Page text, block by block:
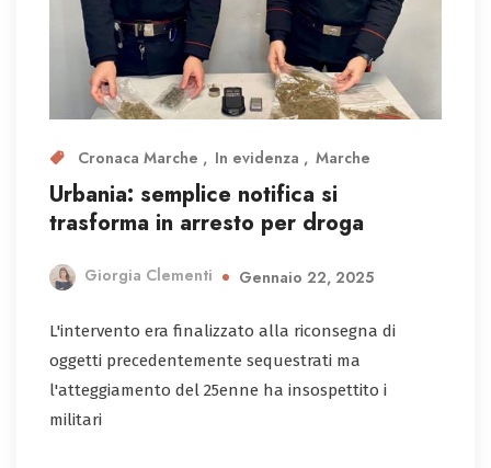
Cronaca Marche In evidenza Marche
Urbania: semplice notifica si
trasforma in arresto per droga
Giorgia Clementi Gennaio 22, 2025
L'intervento era finalizzato alla riconsegna di
oggetti precedentemente sequestrati ma
l'atteggiamento del 25enne ha insospettito i
militari